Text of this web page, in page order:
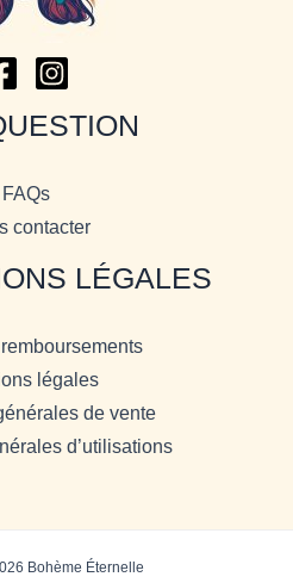
FAQs
contacter
LÉGALES
légales
de vente
d’utilisations
Bohème Éternelle